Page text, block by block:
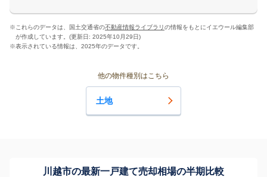
※ これらのデータは、国土交通省の不動産情報ライブラリの情報をもとにイエウール編集部
が作成しています。(更新日: 2025年10月29日)
※表示されている情報は、2025年のデータです。
他の物件種別はこちら
土地
川越市の最新一戸建て売却相場の半期比較